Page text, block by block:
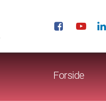
Forside